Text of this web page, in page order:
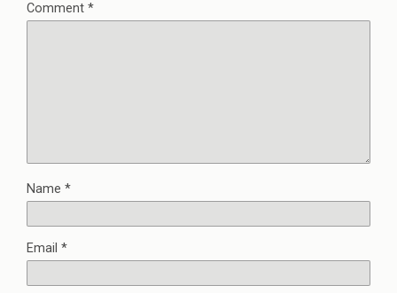
Comment *
Name *
Email *